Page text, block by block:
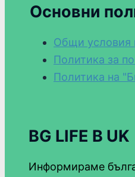
Основни
Общи условия
Политика за
Политика на
BG LIFE В UK
Информираме